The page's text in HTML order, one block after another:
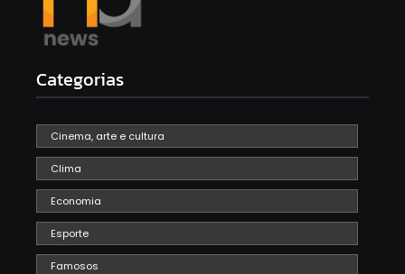
Categorias
Cinema, arte e cultura
Clima
Economia
Esporte
Famosos